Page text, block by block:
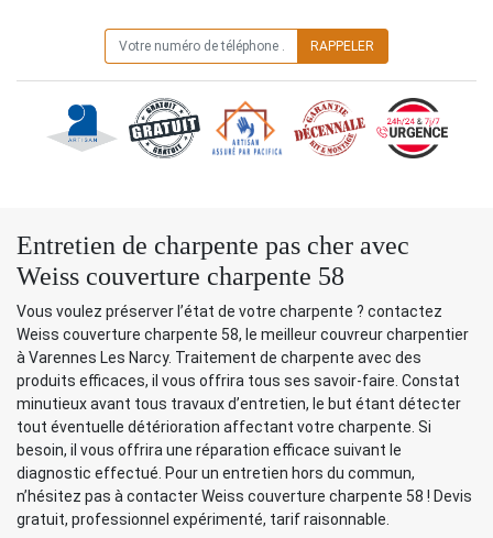
Entretien de charpente pas cher avec
Weiss couverture charpente 58
Vous voulez préserver l’état de votre charpente ? contactez
Weiss couverture charpente 58, le meilleur couvreur charpentier
à Varennes Les Narcy. Traitement de charpente avec des
produits efficaces, il vous offrira tous ses savoir-faire. Constat
minutieux avant tous travaux d’entretien, le but étant détecter
tout éventuelle détérioration affectant votre charpente. Si
besoin, il vous offrira une réparation efficace suivant le
diagnostic effectué. Pour un entretien hors du commun,
n’hésitez pas à contacter Weiss couverture charpente 58 ! Devis
gratuit, professionnel expérimenté, tarif raisonnable.